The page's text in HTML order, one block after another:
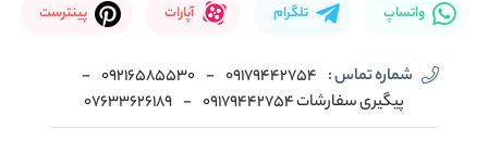
واتساپ تلگرام آپارات پینترست
شماره تماس : 09179442754
-
09216585530
-
پیگیری سفارشات 09179442754
-
07633626189